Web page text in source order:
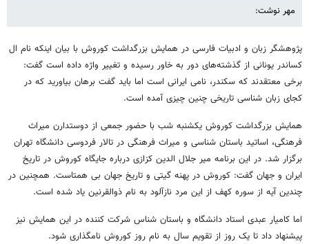
مهر نوشت:
پژوهشگر زبان و ادبیات فارسی در همایش بزرگداشت کوروش با بیان اینکه نام ال
کساندر یونانی از گذشته‌های دور به خاور رسیده و تغییر واژه داده است گفت:
برخی معتقدند که سکندر، نامی ایرانی است اما باید گفت برهان بیاورید که در
کجای زبان شناسی تاریخی چنین چیزی آمده است.
همایش بزرگداشت کوروش یکشنبه شب با حضور جمعی از دوستدارن میراث
فرهنگی، اساتید باستان شناسی و میراث فرهنگی در تالار فردوسی دانشگاه تهران
برگزار شد. در این برنامه میر جلال الدین کزازی درباره جایگاه کوروش در تاریخ
ایران و جهان گفت: کوروش در پهنه گیتی و تاریخ جهان بی همتاست. همچنین در
چندین آیه از سوره کهف از این مرد نازآلود به نام ذوالقرنین یاد شده است.
اما کامیار عبدی استاد دانشگاه و باستان شناس شرکت کننده در این همایش نیز
پیشنهاد داد تا یک روز از تقویم سال به نام روز کوروش نامگذاری شود.